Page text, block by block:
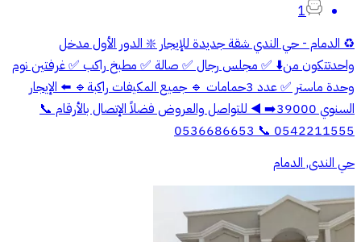
1
♻️ الدمام - حي الندي شقة جديدة للإيجار ❇️ الدور الأول مدخل
واحدتتكون من⬇️ ✅ مجلس رجال ✅ صالة ✅ مطبخ راكب ✅ غرفتين نوم
وحدة ماستر ✅ عدد 3حمامات 🔹 جميع المكيفات راكبة🔹 ⬅️ الإيجار
السنوي 39000➡️ ◀️ للتواصل والعروض فضلاً الإتصال بالأرقام 📞
0542211555 📞 0536686653
حي الندى, الدمام